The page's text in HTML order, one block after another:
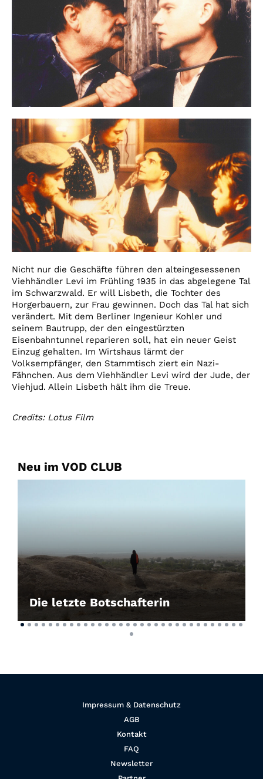
Nicht nur die Geschäfte führen den alteingesessenen
Viehhändler Levi im Frühling 1935 in das abgelegene Tal
im Schwarzwald. Er will Lisbeth, die Tochter des
Horgerbauern, zur Frau gewinnen. Doch das Tal hat sich
verändert. Mit dem Berliner Ingenieur Kohler und
seinem Bautrupp, der den eingestürzten
Eisenbahntunnel reparieren soll, hat ein neuer Geist
Einzug gehalten. Im Wirtshaus lärmt der
Volksempfänger, den Stammtisch ziert ein Nazi-
Fähnchen. Aus dem Viehhändler Levi wird der Jude, der
Viehjud. Allein Lisbeth hält ihm die Treue.
Credits: Lotus Film
Neu im VOD CLUB
Die letzte Botschafterin
Impressum & Datenschutz
AGB
Kontakt
FAQ
Newsletter